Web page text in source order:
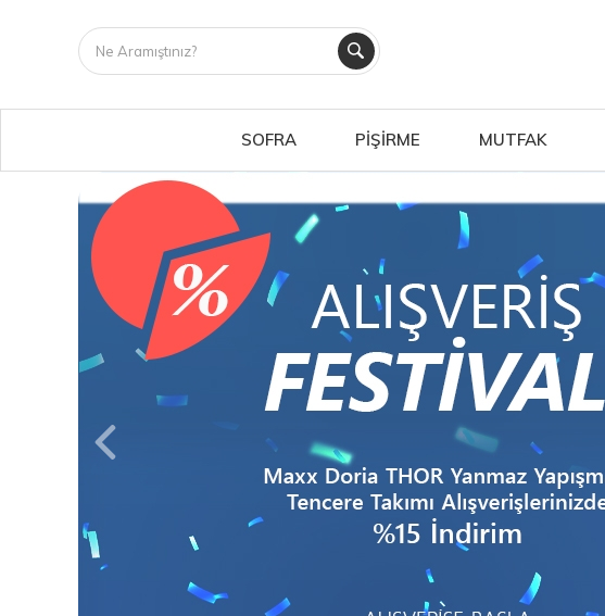
SOFRA PİŞİRME MUTFAK